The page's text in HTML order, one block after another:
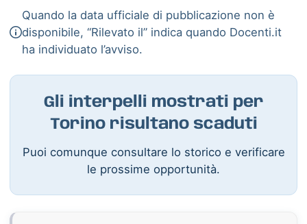
Quando la data ufficiale di pubblicazione non è
disponibile, “Rilevato il” indica quando Docenti.it
ha individuato l’avviso.
Gli interpelli mostrati per
Torino risultano scaduti
Puoi comunque consultare lo storico e verificare
le prossime opportunità.